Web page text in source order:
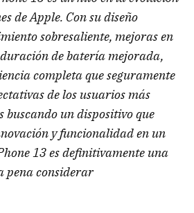
de Apple. Con su diseño
sobresaliente, mejoras en
de batería mejorada,
completa que seguramente
de los usuarios más
buscando un dispositivo que
y funcionalidad en un
13 es definitivamente una
pena considerar